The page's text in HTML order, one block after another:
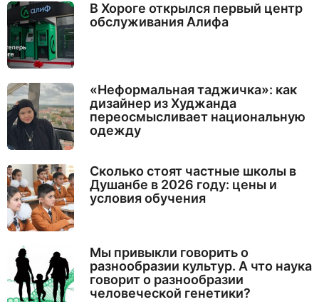
В Хороге открылся первый центр
обслуживания Алифа
«Неформальная таджичка»: как
дизайнер из Худжанда
переосмысливает национальную
одежду
Сколько стоят частные школы в
Душанбе в 2026 году: цены и
условия обучения
Мы привыкли говорить о
разнообразии культур. А что наука
говорит о разнообразии
человеческой генетики?